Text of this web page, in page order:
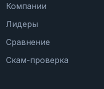
Компании
Лидеры
Сравнение
Скам-проверка